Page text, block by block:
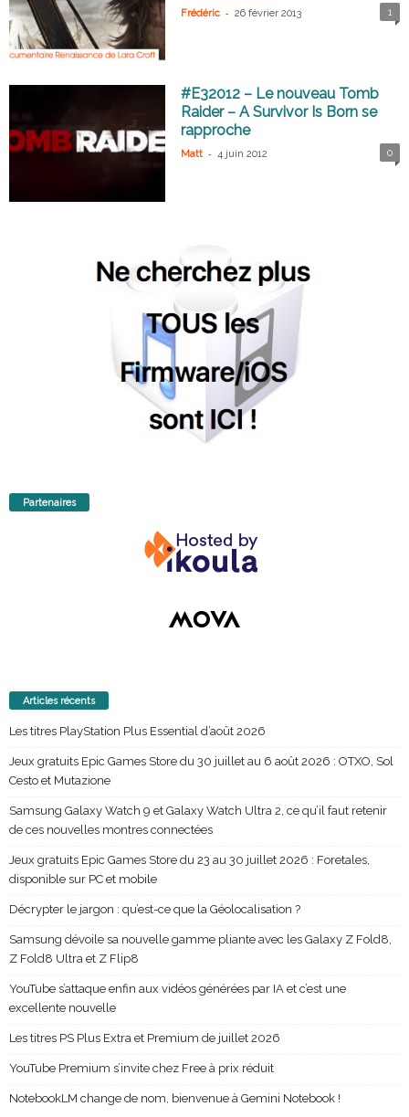
Frédéric - 26 février 2013 1
#E32012 – Le nouveau Tomb
Raider – A Survivor Is Born se
rapproche
Matt - 4 juin 2012 0
Partenaires
Articles récents
Les titres PlayStation Plus Essential d’août 2026
Jeux gratuits Epic Games Store du 30 juillet au 6 août 2026 : OTXO, Sol
Cesto et Mutazione
Samsung Galaxy Watch 9 et Galaxy Watch Ultra 2, ce qu’il faut retenir
de ces nouvelles montres connectées
Jeux gratuits Epic Games Store du 23 au 30 juillet 2026 : Foretales,
disponible sur PC et mobile
Décrypter le jargon : qu’est-ce que la Géolocalisation ?
Samsung dévoile sa nouvelle gamme pliante avec les Galaxy Z Fold8,
Z Fold8 Ultra et Z Flip8
YouTube s’attaque enfin aux vidéos générées par IA et c’est une
excellente nouvelle
Les titres PS Plus Extra et Premium de juillet 2026
YouTube Premium s’invite chez Free à prix réduit
NotebookLM change de nom, bienvenue à Gemini Notebook !